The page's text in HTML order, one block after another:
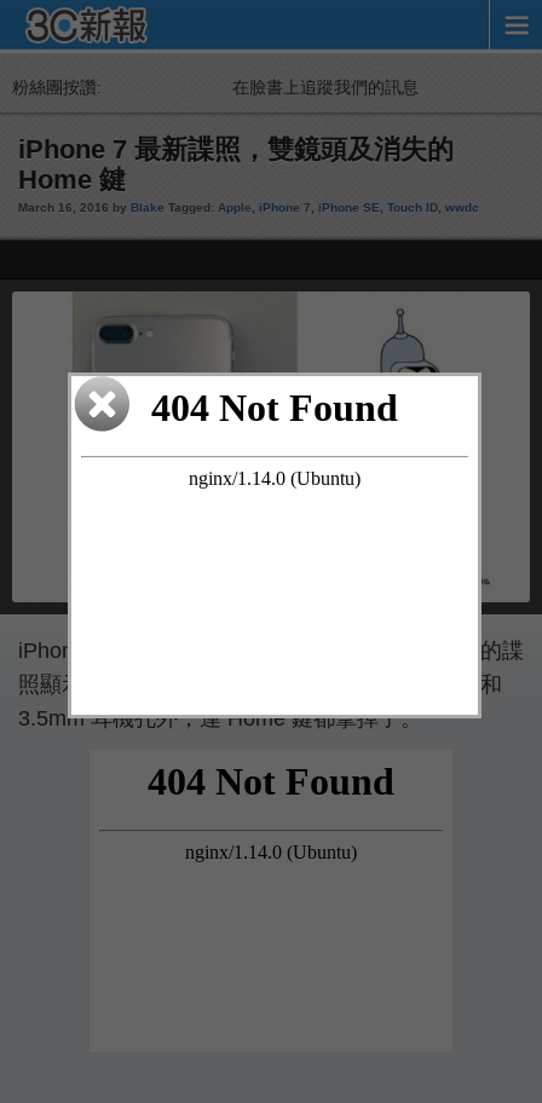
粉絲團按讚: 在臉書上追蹤我們的訊息
iPhone 7 最新諜照，雙鏡頭及消失的
Home 鍵
March 16, 2016 by Blake Tagged: Apple iPhone 7 iPhone SE Touch ID wwdc
iPhone 7 的爆料越來越多，最近一組從中國流出的諜
照顯示，iPhone 7 除了雙鏡頭設計、沒有天線圈和
3.5mm 耳機孔外，連 Home 鍵都拿掉了。